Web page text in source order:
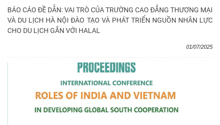
BÁO CÁO ĐỀ DẪN: VAI TRÒ CỦA TRƯỜNG CAO ĐẲNG THƯƠNG MẠI
VÀ DU LỊCH HÀ NỘI ĐÀO TẠO VÀ PHÁT TRIỂN NGUỒN NHÂN LỰC
CHO DU LỊCH GẮN VỚI HALAL
01/07/2025